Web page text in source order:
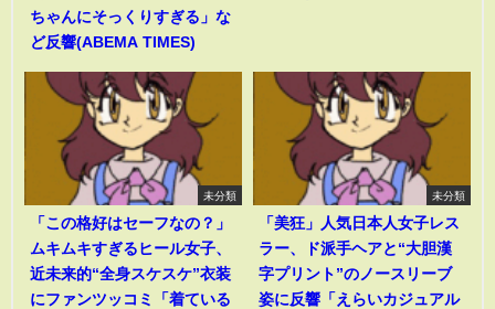
ちゃんにそっくりすぎる」な
ど反響(ABEMA TIMES)
未分類
「この格好はセーフなの？」
ムキムキすぎるヒール女子、
近未来的“全身スケスケ”衣装
にファンツッコミ「着ている
未分類
「美狂」人気日本人女子レス
ラー、ド派手ヘアと“大胆漢
字プリント”のノースリーブ
姿に反響「えらいカジュアル